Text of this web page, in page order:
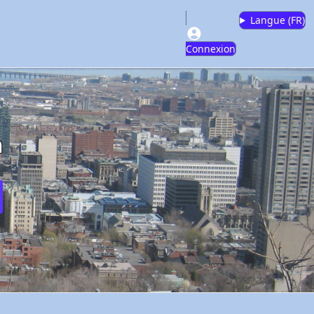
Connexion
Langue (FR)